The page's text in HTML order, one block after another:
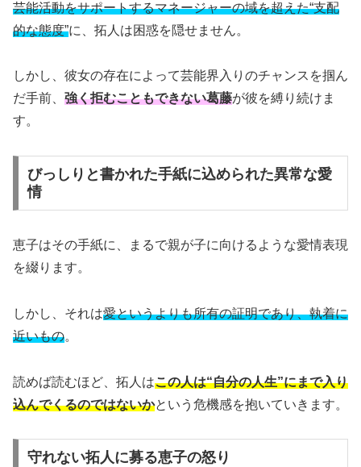
芸能活動をサポートするマネージャーの域を超えた“支配
的な態度”に、拓人は困惑を隠せません。
しかし、彼女の存在によって芸能界入りのチャンスを掴ん
だ手前、 強く拒むこともできない葛藤が彼を縛り続けま
す。
びっしりと書かれた手紙に込められた異常な愛
情
恵子はその手紙に、まるで親が子に向けるような愛情表現
を綴ります。
しかし、それは愛というよりも所有の証明であり、執着に
近いもの。
読めば読むほど、拓人はこの人は“自分の人生”にまで入り
込んでくるのではないかという危機感を抱いていきます。
守れない拓人に募る恵子の怒り